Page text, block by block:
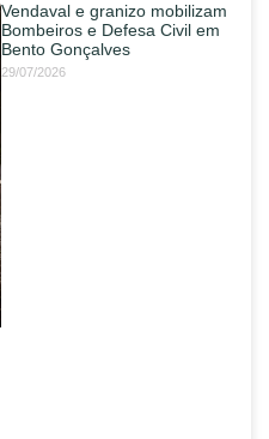
Vendaval e granizo mobilizam
Bombeiros e Defesa Civil em
Bento Gonçalves
29/07/2026